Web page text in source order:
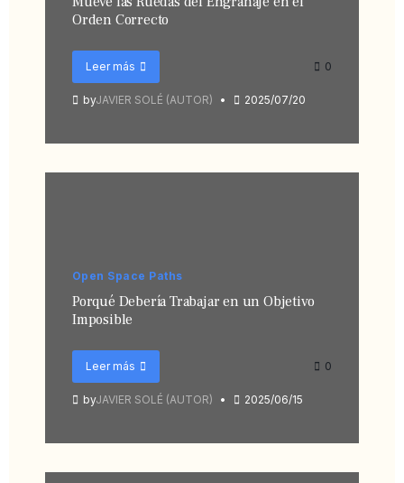
Orden Correcto
Leer más 0
byJAVIER SOLÉ (AUTOR) 2025/07/20
Open Space Paths
Porqué Debería Trabajar en un Objetivo
Imposible
Leer más 0
byJAVIER SOLÉ (AUTOR) 2025/06/15